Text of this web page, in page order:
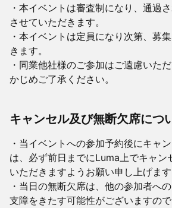
・本イベントは審査制になり、通過
させていただきます。
・本イベントは定員になり次第、募
きます。
・同業他社様のご参加はご遠慮いた
かじめご了承ください。
キャンセル及び無断欠席につ
・当イベントへの参加予約後にキャ
は、必ず前日までにLuma上でキャン
いただきますようお願い申し上げます
・当日の無断欠席は、他の参加者へ
支障をきたす可能性がございますの